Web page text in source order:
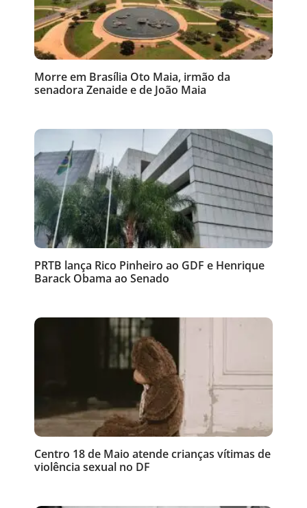
Morre em Brasília Oto Maia, irmão da
senadora Zenaide e de João Maia
PRTB lança Rico Pinheiro ao GDF e Henrique
Barack Obama ao Senado
Centro 18 de Maio atende crianças vítimas de
violência sexual no DF